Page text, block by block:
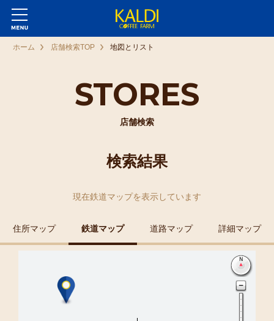
STORES
店舗検索
ホーム 店舗検索TOP 地図とリスト
検索結果
現在鉄道マップを表示しています
住所マップ 鉄道マップ 道路マップ 詳細マップ